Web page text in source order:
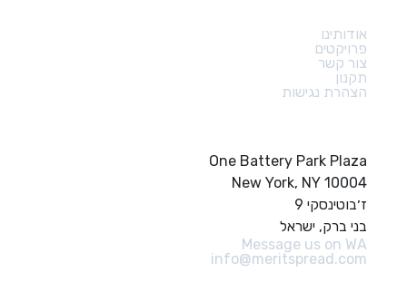
אודותינו
פרויקטים
צור קשר
תקנון
הצהרת נגישות
One Battery Park Plaza
New York, NY 10004
ז׳בוטינסקי 9
בני ברק, ישראל
Message us on WA
info@meritspread.com